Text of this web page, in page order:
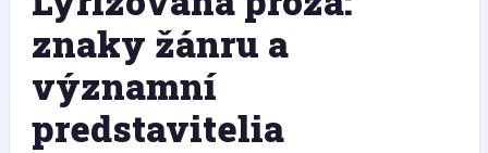
znaky žánru a
významní
predstavitelia